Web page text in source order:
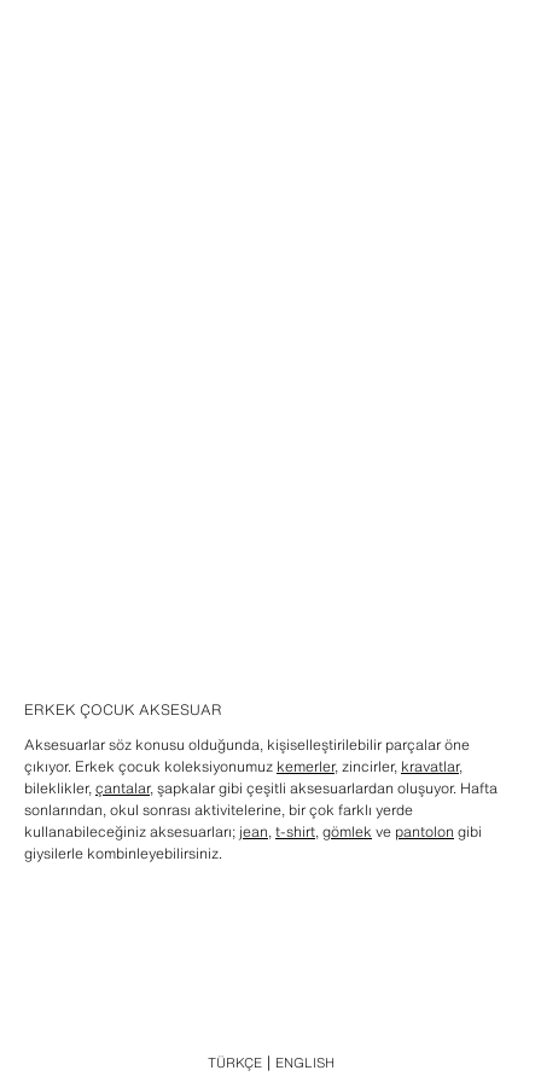
ERKEK ÇOCUK AKSESUAR
Aksesuarlar söz konusu olduğunda, kişiselleştirilebilir parçalar öne
çıkıyor. Erkek çocuk koleksiyonumuz kemerler, zincirler, kravatlar,
bileklikler,çantalar, şapkalar gibi çeşitli aksesuarlardan oluşuyor. Hafta
sonlarından, okul sonrası aktivitelerine, bir çok farklı yerde
kullanabileceğiniz aksesuarları; jean,t-shirt,gömlek ve pantolon gibi
giysilerle kombinleyebilirsiniz.
TÜRKÇE ENGLISH